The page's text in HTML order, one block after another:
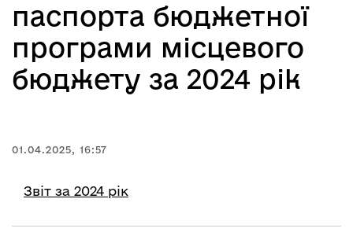
паспорта бюджетної
програми місцевого
бюджету за 2024 рік
01.04.2025, 16:57
Звіт за 2024 рік